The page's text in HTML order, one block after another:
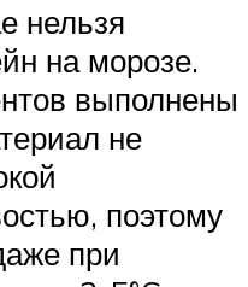
нельзя
на морозе.
выполнены
не
поэтому
при